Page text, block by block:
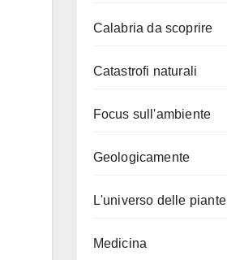
Calabria da scoprire
Catastrofi naturali
Focus sull'ambiente
Geologicamente
L'universo delle piante
Medicina